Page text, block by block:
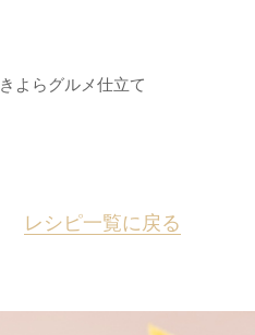
きよらグルメ仕立て
レシピ一覧に戻る